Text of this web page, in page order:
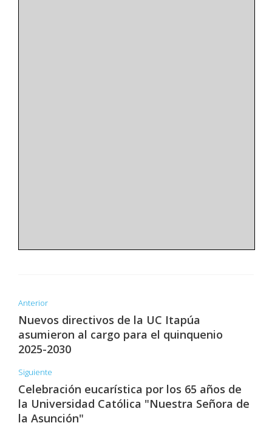
Anterior
Nuevos directivos de la UC Itapúa
asumieron al cargo para el quinquenio
2025-2030
Siguiente
Celebración eucarística por los 65 años de
la Universidad Católica "Nuestra Señora de
la Asunción"